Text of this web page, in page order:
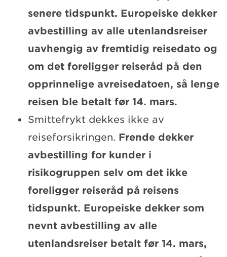
senere tidspunkt. Europeiske dekker
avbestilling av alle utenlandsreiser
uavhengig av fremtidig reisedato og
om det foreligger reiseråd på den
opprinnelige avreisedatoen, så lenge
reisen ble betalt før 14. mars.
Smittefrykt dekkes ikke av
reiseforsikringen. Frende dekker
avbestilling for kunder i
risikogruppen selv om det ikke
foreligger reiseråd på reisens
tidspunkt. Europeiske dekker som
nevnt avbestilling av alle
utenlandsreiser betalt før 14. mars,